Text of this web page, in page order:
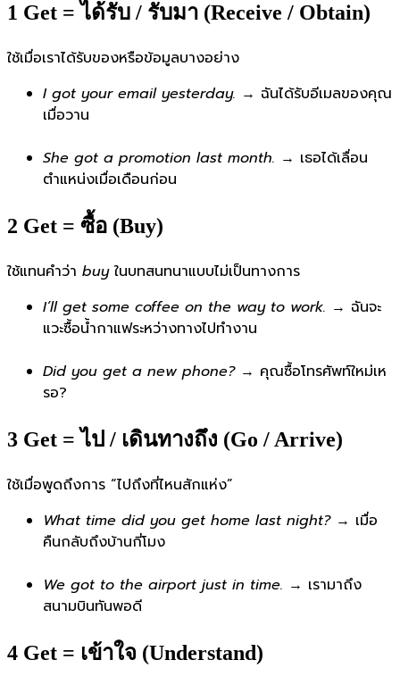
1️ Get = ได้รับ / รับมา (Receive / Obtain)
ใช้เมื่อเราได้รับของหรือข้อมูลบางอย่าง
I got your email yesterday. → ฉันได้รับอีเมลของคุณ
เมื่อวาน
She got a promotion last month. → เธอได้เลื่อน
ตำแหน่งเมื่อเดือนก่อน
2️ Get = ซื้อ (Buy)
ใช้แทนคำว่า buyในบทสนทนาแบบไม่เป็นทางการ
I’ll get some coffee on the way to work. → ฉันจะ
แวะซื้อน้ำกาแฟระหว่างทางไปทำงาน
Did you get a new phone?→ คุณซื้อโทรศัพท์ใหม่เห
รอ?
3️ Get = ไป / เดินทางถึง (Go / Arrive)
ใช้เมื่อพูดถึงการ “ไปถึงที่ไหนสักแห่ง”
What time did you get home last night?→ เมื่อ
คืนกลับถึงบ้านกี่โมง
We got to the airport just in time. → เรามาถึง
สนามบินทันพอดี
4️ Get = เข้าใจ (Understand)